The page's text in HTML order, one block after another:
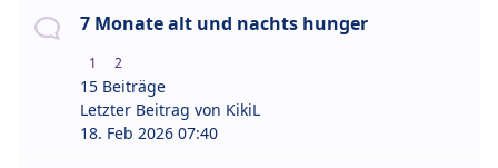
7 Monate alt und nachts hunger
1 2
15 Beiträge
Letzter Beitrag von KikiL
18. Feb 2026 07:40